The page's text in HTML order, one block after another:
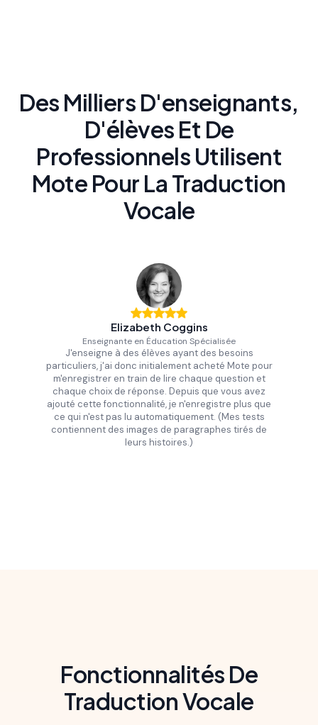
Offrez aux élèves en apprentissage du
français langue seconde le soutien
nécessaire pour apprendre aux côtés de
leurs camarades
Des Milliers D'enseignants,
D'élèves Et De
Professionnels Utilisent
Mote Pour La Traduction
Vocale
Elizabeth Coggins
Enseignante en Éducation Spécialisée
J'enseigne à des élèves ayant des besoins
particuliers, j'ai donc initialement acheté Mote pour
m'enregistrer en train de lire chaque question et
chaque choix de réponse. Depuis que vous avez
ajouté cette fonctionnalité, je n'enregistre plus que
ce qui n'est pas lu automatiquement. (Mes tests
contiennent des images de paragraphes tirés de
leurs histoires.)
Fonctionnalités De
Traduction Vocale